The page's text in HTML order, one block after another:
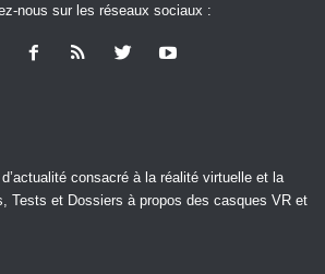
nous sur les réseaux sociaux :
consacré à la réalité virtuelle et la
Tests et Dossiers à propos des casques VR et